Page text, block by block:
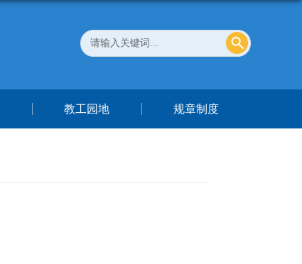
教工园地 规章制度